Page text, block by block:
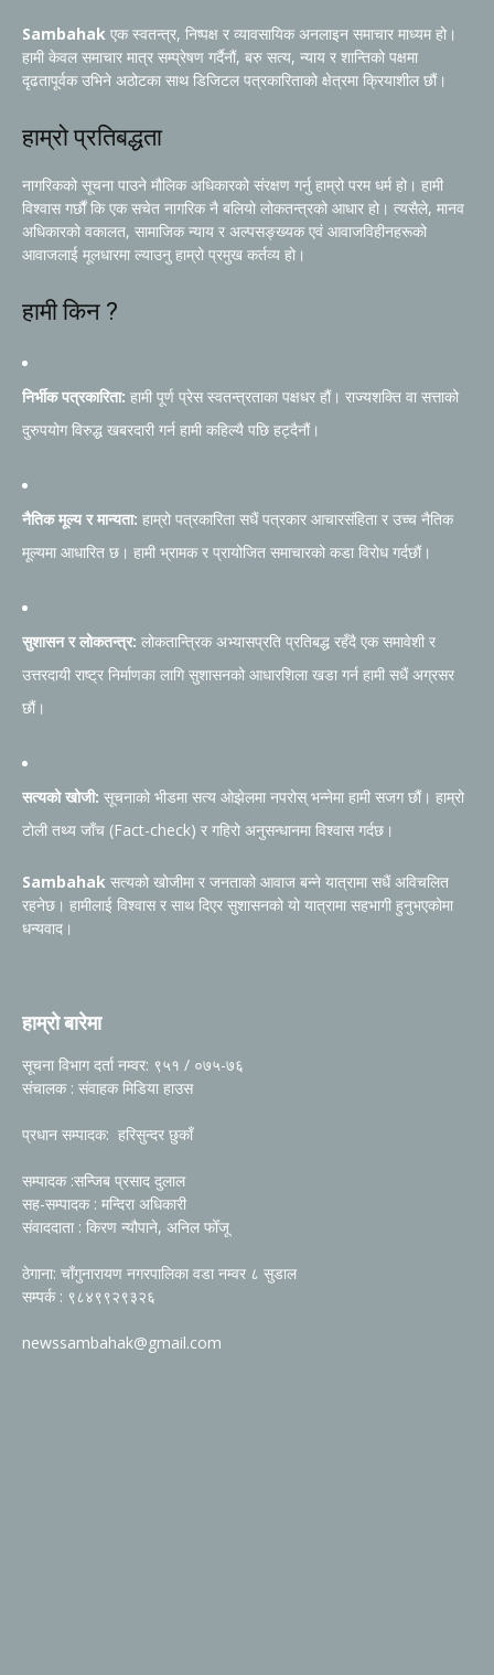
Sambahak एक स्वतन्त्र, निष्पक्ष र व्यावसायिक अनलाइन समाचार माध्यम हो।
हामी केवल समाचार मात्र सम्प्रेषण गर्दैनौं, बरु सत्य, न्याय र शान्तिको पक्षमा
दृढतापूर्वक उभिने अठोटका साथ डिजिटल पत्रकारिताको क्षेत्रमा क्रियाशील छौं।
हाम्रो प्रतिबद्धता
नागरिकको सूचना पाउने मौलिक अधिकारको संरक्षण गर्नु हाम्रो परम धर्म हो। हामी
विश्वास गर्छौं कि एक सचेत नागरिक नै बलियो लोकतन्त्रको आधार हो। त्यसैले, मानव
अधिकारको वकालत, सामाजिक न्याय र अल्पसङ्ख्यक एवं आवाजविहीनहरूको
आवाजलाई मूलधारमा ल्याउनु हाम्रो प्रमुख कर्तव्य हो।
हामी किन ?
निर्भीक पत्रकारिता: हामी पूर्ण प्रेस स्वतन्त्रताका पक्षधर हौं। राज्यशक्ति वा सत्ताको
दुरुपयोग विरुद्ध खबरदारी गर्न हामी कहिल्यै पछि हट्दैनौं।
नैतिक मूल्य र मान्यता: हाम्रो पत्रकारिता सधैं पत्रकार आचारसंहिता र उच्च नैतिक
मूल्यमा आधारित छ। हामी भ्रामक र प्रायोजित समाचारको कडा विरोध गर्दछौं।
सुशासन र लोकतन्त्र: लोकतान्त्रिक अभ्यासप्रति प्रतिबद्ध रहँदै एक समावेशी र
उत्तरदायी राष्ट्र निर्माणका लागि सुशासनको आधारशिला खडा गर्न हामी सधैं अग्रसर
छौं।
सत्यको खोजी: सूचनाको भीडमा सत्य ओझेलमा नपरोस् भन्नेमा हामी सजग छौं। हाम्रो
टोली तथ्य जाँच (Fact-check) र गहिरो अनुसन्धानमा विश्वास गर्दछ।
Sambahak सत्यको खोजीमा र जनताको आवाज बन्ने यात्रामा सधैं अविचलित
रहनेछ। हामीलाई विश्वास र साथ दिएर सुशासनको यो यात्रामा सहभागी हुनुभएकोमा
धन्यवाद।
हाम्रो बारेमा
सूचना विभाग दर्ता नम्वर: ९५१ / ०७५-७६
संचालक : संवाहक मिडिया हाउस
प्रधान सम्पादक: हरिसुन्दर छुकाँ
सम्पादक :सन्जिब प्रसाद दुलाल
सह-सम्पादक : मन्दिरा अधिकारी
संवाददाता : किरण न्यौपाने, अनिल फोँजू
ठेगाना: चाँगुनारायण नगरपालिका वडा नम्वर ८ सुडाल
सम्पर्क : ९८४९९२९३२६
newssambahak@gmail.com